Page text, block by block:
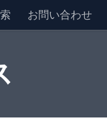
お問い合わせ